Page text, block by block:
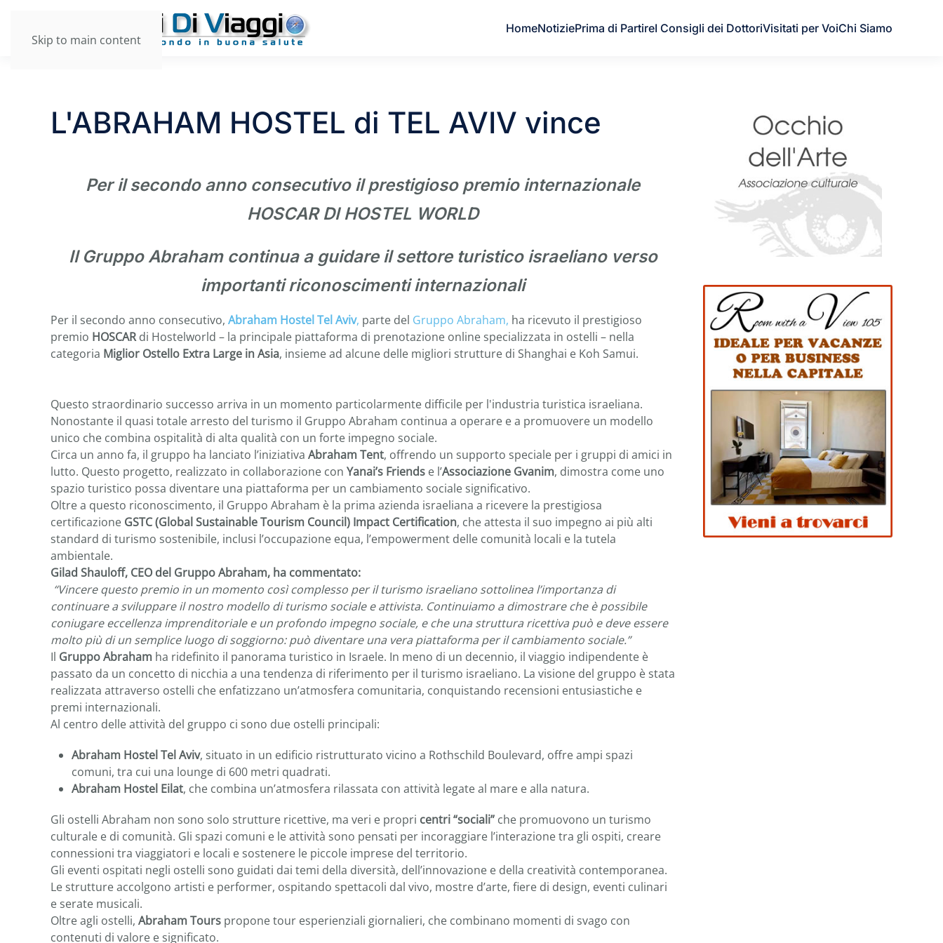
Skip to main content
HomeNotiziePrima di PartireI Consigli dei DottoriVisitati per VoiChi Siamo
L'ABRAHAM HOSTEL di TEL AVIV vince
Per il secondo anno consecutivo il prestigioso premio internazionale
HOSCAR DI HOSTEL WORLD
Il Gruppo Abraham continua a guidare il settore turistico israeliano verso
importanti riconoscimenti internazionali
Per il secondo anno consecutivo, Abraham Hostel Tel Aviv, parte del Gruppo Abraham, ha ricevuto il prestigioso
premio HOSCARdi Hostelworld – la principale piattaforma di prenotazione online specializzata in ostelli – nella
categoria Miglior Ostello Extra Large in Asia, insieme ad alcune delle migliori strutture di Shanghai e Koh Samui.
Questo straordinario successo arriva in un momento particolarmente difficile per l'industria turistica israeliana.
Nonostante il quasi totale arresto del turismo il Gruppo Abraham continua a operare e a promuovere un modello
unico che combina ospitalità di alta qualità con un forte impegno sociale.
Circa un anno fa, il gruppo ha lanciato l’iniziativa Abraham Tent, offrendo un supporto speciale per i gruppi di amici in
lutto. Questo progetto, realizzato in collaborazione con Yanai’s Friends e l’Associazione Gvanim, dimostra come uno
spazio turistico possa diventare una piattaforma per un cambiamento sociale significativo.
Oltre a questo riconoscimento, il Gruppo Abraham è la prima azienda israeliana a ricevere la prestigiosa
certificazione GSTC (Global Sustainable Tourism Council) Impact Certification, che attesta il suo impegno ai più alti
standard di turismo sostenibile, inclusi l’occupazione equa, l’empowerment delle comunità locali e la tutela
ambientale.
Gilad Shauloff, CEO del Gruppo Abraham, ha commentato:
“Vincere questo premio in un momento così complesso per il turismo israeliano sottolinea l’importanza di
continuare a sviluppare il nostro modello di turismo sociale e attivista. Continuiamo a dimostrare che è possibile
coniugare eccellenza imprenditoriale e un profondo impegno sociale, e che una struttura ricettiva può e deve essere
molto più di un semplice luogo di soggiorno: può diventare una vera piattaforma per il cambiamento sociale.”
Il Gruppo Abraham ha ridefinito il panorama turistico in Israele. In meno di un decennio, il viaggio indipendente è
passato da un concetto di nicchia a una tendenza di riferimento per il turismo israeliano. La visione del gruppo è stata
realizzata attraverso ostelli che enfatizzano un’atmosfera comunitaria, conquistando recensioni entusiastiche e
premi internazionali.
Al centro delle attività del gruppo ci sono due ostelli principali:
Abraham Hostel Tel Aviv, situato in un edificio ristrutturato vicino a Rothschild Boulevard, offre ampi spazi
comuni, tra cui una lounge di 600 metri quadrati.
Abraham Hostel Eilat, che combina un’atmosfera rilassata con attività legate al mare e alla natura.
Gli ostelli Abraham non sono solo strutture ricettive, ma veri e propri centri “sociali” che promuovono un turismo
culturale e di comunità. Gli spazi comuni e le attività sono pensati per incoraggiare l’interazione tra gli ospiti, creare
connessioni tra viaggiatori e locali e sostenere le piccole imprese del territorio.
Gli eventi ospitati negli ostelli sono guidati dai temi della diversità, dell’innovazione e della creatività contemporanea.
Le strutture accolgono artisti e performer, ospitando spettacoli dal vivo, mostre d’arte, fiere di design, eventi culinari
e serate musicali.
Oltre agli ostelli, Abraham Tours propone tour esperienziali giornalieri, che combinano momenti di svago con
contenuti di valore e significato.